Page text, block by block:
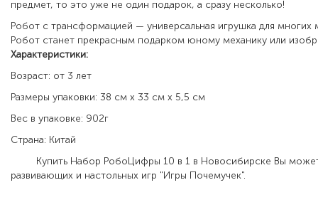
предмет, то это уже не один подарок, а сразу несколько!
Робот с трансформацией — универсальная игрушка для многих
Робот станет прекрасным подарком юному механику или
Характеристики:
Возраст: от 3 лет
Размеры упаковки: 38 см х 33 см х 5,5 см
Вес в упаковке: 902г
Страна: Китай
Купить Набор РобоЦифры 10 в 1 в Новосибирске Вы
развивающих и настольных игр "Игры Почемучек".